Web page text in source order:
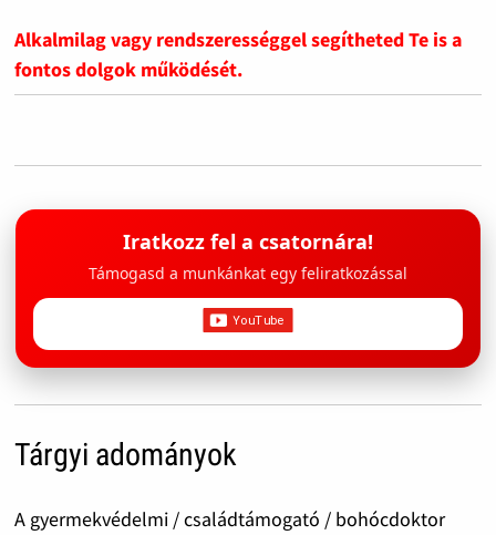
Alkalmilag vagy rendszerességgel segítheted Te is a
fontos dolgok működését.
Iratkozz fel a csatornára!
Támogasd a munkánkat egy feliratkozással
Tárgyi adományok
A gyermekvédelmi / családtámogató / bohócdoktor